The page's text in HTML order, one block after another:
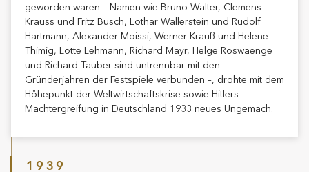
geworden waren – Namen wie Bruno Walter, Clemens
Krauss und Fritz Busch, Lothar Wallerstein und Rudolf
Hartmann, Alexander Moissi, Werner Krauß und Helene
Thimig, Lotte Lehmann, Richard Mayr, Helge Roswaenge
und Richard Tauber sind untrennbar mit den
Gründerjahren der Festspiele verbunden –, drohte mit dem
Höhepunkt der Weltwirtschaftskrise sowie Hitlers
Machtergreifung in Deutschland 1933 neues Ungemach.
1939